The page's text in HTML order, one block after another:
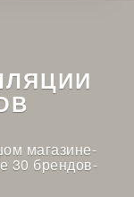
магазине-
30 брендов-